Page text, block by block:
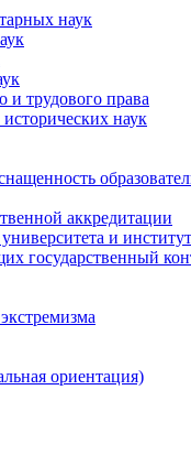
наук
и трудового права
наук
аккредитации
и
государственный
ориентация)